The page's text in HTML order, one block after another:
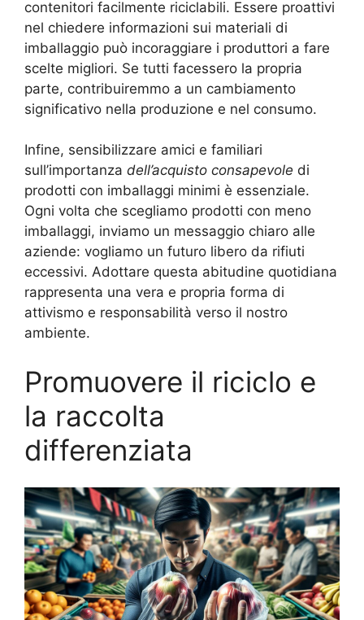
contenitori facilmente riciclabili. Essere proattivi
nel chiedere informazioni sui materiali di
imballaggio può incoraggiare i produttori a fare
scelte migliori. Se tutti facessero la propria
parte, contribuiremmo a un cambiamento
significativo nella produzione e nel consumo.
Infine, sensibilizzare amici e familiari
sull’importanza dell’acquisto consapevole di
prodotti con imballaggi minimi è essenziale.
Ogni volta che scegliamo prodotti con meno
imballaggi, inviamo un messaggio chiaro alle
aziende: vogliamo un futuro libero da rifiuti
eccessivi. Adottare questa abitudine quotidiana
rappresenta una vera e propria forma di
attivismo e responsabilità verso il nostro
ambiente.
Promuovere il riciclo e
la raccolta
differenziata